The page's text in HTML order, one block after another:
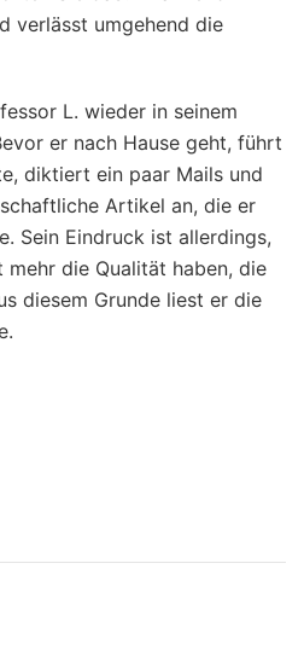
verlässt umgehend die
L. wieder in seinem
er nach Hause geht, führt
diktiert ein paar Mails und
Artikel an, die er
Sein Eindruck ist allerdings,
mehr die Qualität haben, die
diesem Grunde liest er die